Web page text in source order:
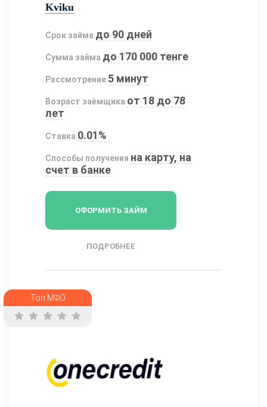
Kviku
Срок займа до 90 дней
Сумма займа до 170 000 тенге
Рассмотрение 5 минут
Возраст заёмщика от 18 до 78
лет
Ставка 0.01%
Способы получения на карту, на
счет в банке
ОФОРМИТЬ ЗАЙМ
ПОДРОБНЕЕ
Топ МФО